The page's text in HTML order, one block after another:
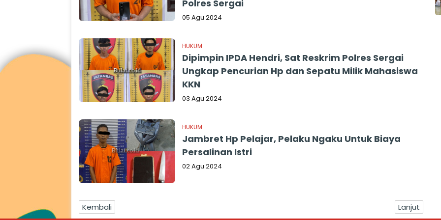
Polres Sergai
05 Agu 2024
HUKUM
Dipimpin IPDA Hendri, Sat Reskrim Polres Sergai
Ungkap Pencurian Hp dan Sepatu Milik Mahasiswa
KKN
03 Agu 2024
HUKUM
Jambret Hp Pelajar, Pelaku Ngaku Untuk Biaya
Persalinan Istri
02 Agu 2024
Kembali Lanjut